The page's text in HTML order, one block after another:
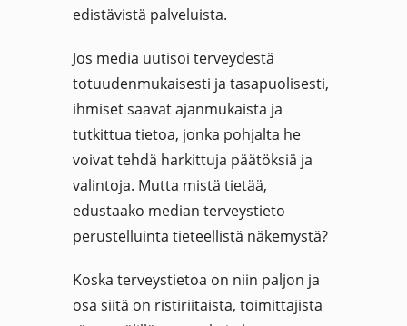
edistävistä palveluista.
Jos media uutisoi terveydestä
totuudenmukaisesti ja tasapuolisesti,
ihmiset saavat ajanmukaista ja
tutkittua tietoa, jonka pohjalta he
voivat tehdä harkittuja päätöksiä ja
valintoja. Mutta mistä tietää,
edustaako median terveystieto
perustelluinta tieteellistä näkemystä?
Koska terveystietoa on niin paljon ja
osa siitä on ristiriitaista, toimittajista